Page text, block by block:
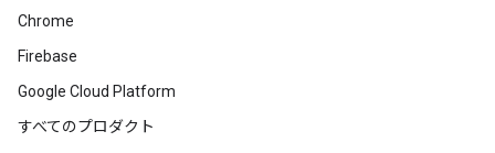
Chrome
Firebase
Google Cloud Platform
すべてのプロダクト